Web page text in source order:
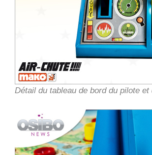
Détail du tableau de bord du pilote